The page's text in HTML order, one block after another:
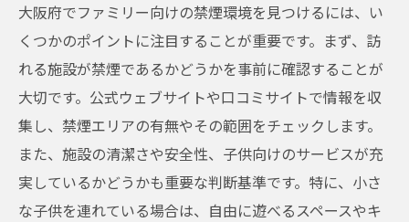
ト
大阪で子供と楽しむ禁煙の魅力
安心して過ごせる大阪の家族向け禁煙スペ
大阪で見つけたファミリーにぴったりの禁煙ス
ペース
家族のために選ぶ大阪の禁煙スポット
大阪府でファミリー向けの禁煙環境を見つけるには、い
くつかのポイントに注目することが重要です。まず、訪
れる施設が禁煙であるかどうかを事前に確認することが
大切です。公式ウェブサイトや口コミサイトで情報を収
集し、禁煙エリアの有無やその範囲をチェックします。
また、施設の清潔さや安全性、子供向けのサービスが充
実しているかどうかも重要な判断基準です。特に、小さ
な子供を連れている場合は、自由に遊べるスペースやキ